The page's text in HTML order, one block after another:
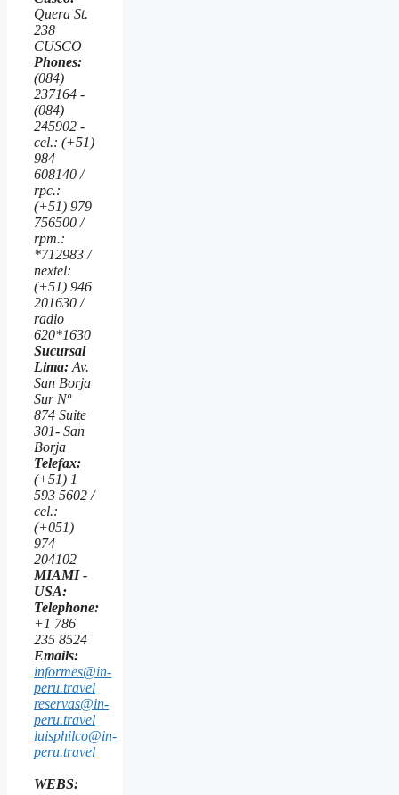
Quera St.
238
CUSCO
Phones:
(084)
237164 -
(084)
245902 -
cel.: (+51)
984
608140 /
rpc.:
(+51) 979
756500 /
rpm.:
*712983 /
nextel:
(+51) 946
201630 /
radio
620*1630
Sucursal
Lima: Av.
San Borja
Sur Nº
874 Suite
301- San
Borja
Telefax:
(+51) 1
593 5602 /
cel.:
(+051)
974
204102
MIAMI -
USA:
Telephone:
+1 786
235 8524
Emails:
informes@in-
peru.travel
reservas@in-
peru.travel
luisphilco@in-
peru.travel
WEBS: